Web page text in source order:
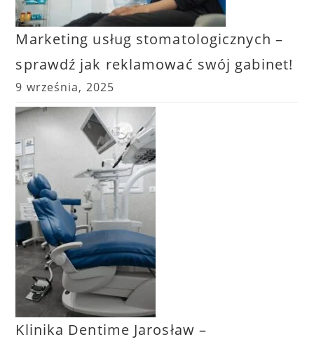
Marketing usług stomatologicznych –
sprawdź jak reklamować swój gabinet!
9 września, 2025
Klinika Dentime Jarosław –